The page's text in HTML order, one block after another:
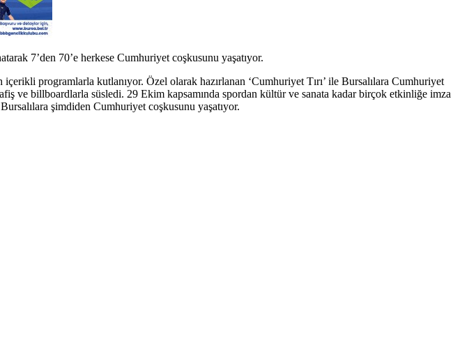
7’den 70’e herkese Cumhuriyet coşkusunu yaşatıyor.
programlarla kutlanıyor. Özel olarak hazırlanan ‘Cumhuriyet Tırı’ ile Bursalılara Cumhuriyet
ve billboardlarla süsledi. 29 Ekim kapsamında spordan kültür ve sanata kadar birçok etkinliğe imza
şimdiden Cumhuriyet coşkusunu yaşatıyor.